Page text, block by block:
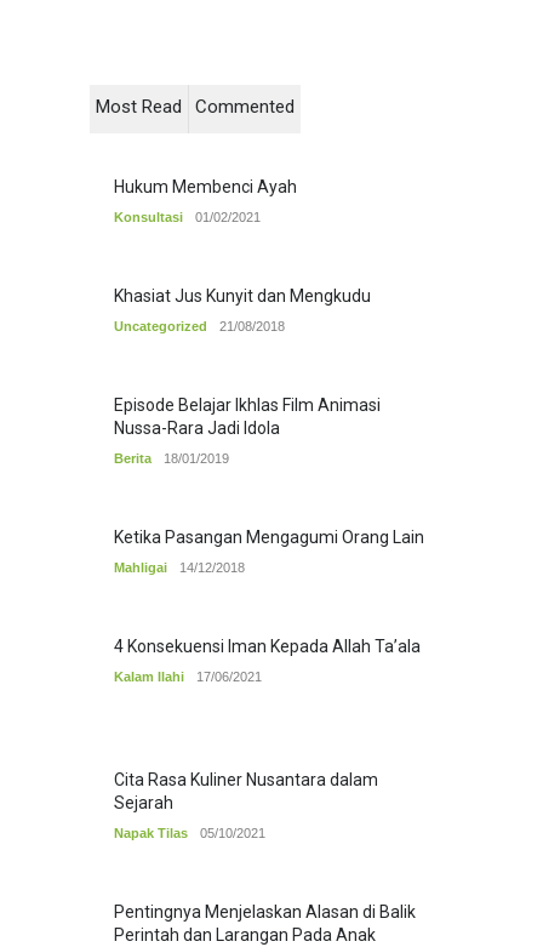
Most Read Commented
Hukum Membenci Ayah
Konsultasi 01/02/2021
Khasiat Jus Kunyit dan Mengkudu
Uncategorized 21/08/2018
Episode Belajar Ikhlas Film Animasi
Nussa-Rara Jadi Idola
Berita 18/01/2019
Ketika Pasangan Mengagumi Orang Lain
Mahligai 14/12/2018
4 Konsekuensi Iman Kepada Allah Ta’ala
Kalam Ilahi 17/06/2021
Cita Rasa Kuliner Nusantara dalam
Sejarah
Napak Tilas 05/10/2021
Pentingnya Menjelaskan Alasan di Balik
Perintah dan Larangan Pada Anak